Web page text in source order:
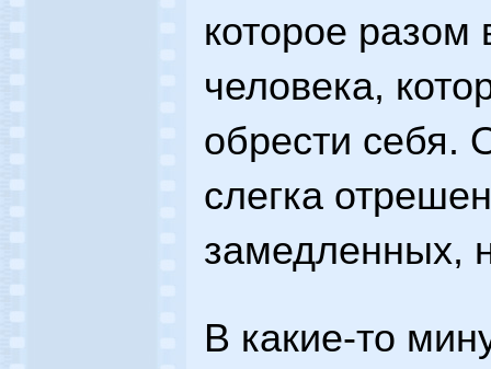
которое разом
человека,
обрести себя.
слегка
замедленных,
В какие-то